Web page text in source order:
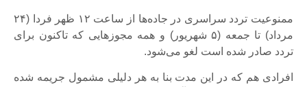
ممنوعیت تردد سراسری در جاده‌ها از ساعت ۱۲ ظهر فردا (۲۴
مرداد) تا جمعه (۵ شهریور) و همه مجوزهایی که تاکنون برای
تردد صادر شده است لغو می‌شود.
افرادی هم که در این مدت بنا به هر دلیلی مشمول جریمه شده